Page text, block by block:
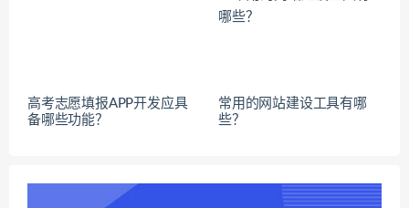
高考志愿填报APP开发应具
备哪些功能？
常用的网站建设工具有哪
些？